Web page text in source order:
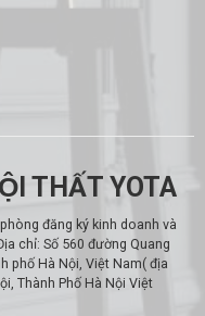
THẤT YOTA
đăng ký kinh doanh và
chỉ: Số 560 đường Quang
phố Hà Nội, Việt Nam( địa
Thành Phố Hà Nội Việt